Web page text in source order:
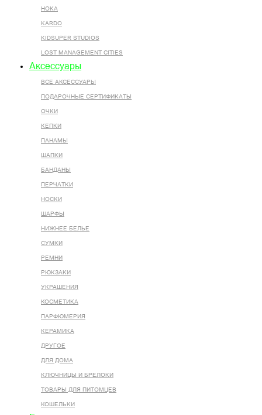
HOKA
KARDO
KIDSUPER STUDIOS
LOST MANAGEMENT CITIES
Аксессуары
ВСЕ AКСЕССУАРЫ
ПОДАРОЧНЫЕ СЕРТИФИКАТЫ
ОЧКИ
КЕПКИ
ПАНАМЫ
ШАПКИ
БАНДАНЫ
ПЕРЧАТКИ
НОСКИ
ШАРФЫ
НИЖНЕЕ БЕЛЬЕ
СУМКИ
РЕМНИ
РЮКЗАКИ
УКРАШЕНИЯ
КОСМЕТИКА
ПАРФЮМЕРИЯ
КЕРАМИКА
ДРУГОЕ
ДЛЯ ДОМА
КЛЮЧНИЦЫ И БРЕЛОКИ
ТОВАРЫ ДЛЯ ПИТОМЦЕВ
КОШЕЛЬКИ